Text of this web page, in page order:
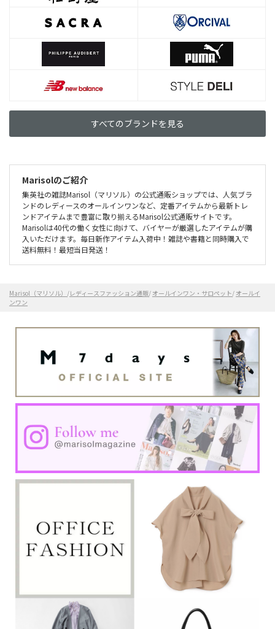
すべてのブランドを見る
Marisolのご紹介
集英社の雑誌Marisol（マリソル）の公式通販ショップでは、人気ブラ
ンドのレディースのオールインワンなど、定番アイテムから最新トレ
ンドアイテムまで豊富に取り揃えるMarisol公式通販サイトです。
Marisolは40代の働く女性に向けて、バイヤーが厳選したアイテムが購
入いただけます。毎日新作アイテム入荷中！雑誌や書籍と同時購入で
送料無料！最短当日発送！
Marisol（マリソル） /レディースファッション通販/ オールインワン・サロペット/ オールイ
ンワン